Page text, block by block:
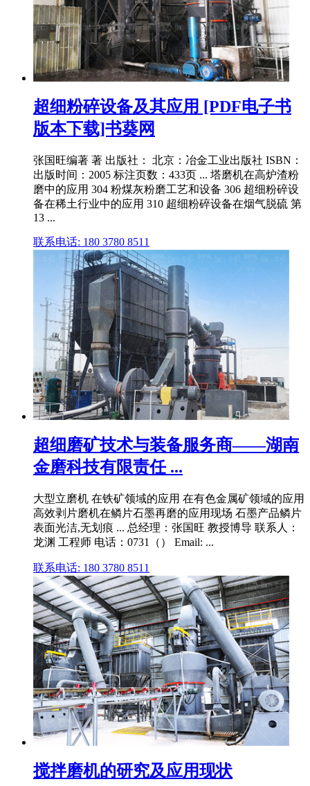
超细粉碎设备及其应用 [PDF电子书
版本下载]书葵网
张国旺编著 著 出版社： 北京：冶金工业出版社 ISBN：
出版时间：2005 标注页数：433页 ... 塔磨机在高炉渣粉
磨中的应用 304 粉煤灰粉磨工艺和设备 306 超细粉碎设
备在稀土行业中的应用 310 超细粉碎设备在烟气脱硫 第
13 ...
联系电话: 180 3780 8511
超细磨矿技术与装备服务商——湖南
金磨科技有限责任 ...
大型立磨机 在铁矿领域的应用 在有色金属矿领域的应用
高效剥片磨机在鳞片石墨再磨的应用现场 石墨产品鳞片
表面光洁,无划痕 ... 总经理：张国旺 教授博导 联系人：
龙渊 工程师 电话：0731（） Email: ...
联系电话: 180 3780 8511
搅拌磨机的研究及应用现状